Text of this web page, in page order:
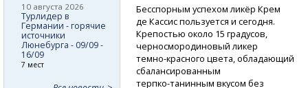
Бесспорным успехом ликёр Крем
де Кассис пользуется и сегодня.
Крепостью около 15 градусов,
черносмородиновый ликер
темно-красного цвета, обладающий
сбалансированным
терпко-танинным вкусом без
10 августа 2026
Турлидер в
Германии - горячие
источники
Люнебурга - 09/09 -
16/09
7 мест